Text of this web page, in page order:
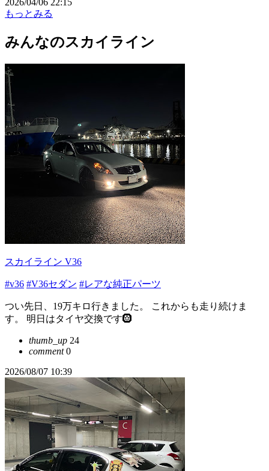
2026/04/06 22:15
もっとみる
みんなのスカイライン
スカイライン V36
#v36 #V36セダン #レアな純正パーツ
つい先日、19万キロ行きました。 これからも走り続けま
す。 明日はタイヤ交換です🛞
thumb_up 24
comment0
2026/08/07 10:39